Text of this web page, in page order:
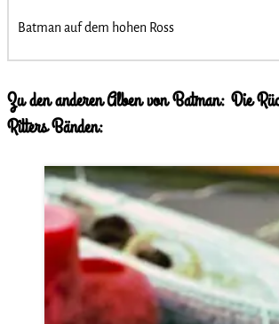
Batman auf dem hohen Ross
Zu den anderen Alben von Batman: Die
Ritters Bänden: